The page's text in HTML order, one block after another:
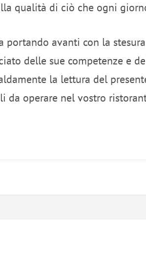
qualità di ciò che ogni
avanti con la
delle sue competenze e
la lettura del
operare nel vostro